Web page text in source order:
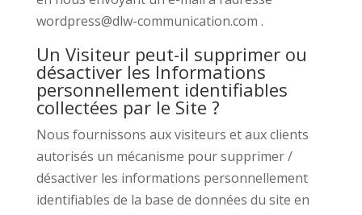
wordpress@dlw-communication.com .
Un Visiteur peut-il supprimer ou
désactiver les Informations
personnellement identifiables
collectées par le Site ?
Nous fournissons aux visiteurs et aux clients
autorisés un mécanisme pour supprimer /
désactiver les informations personnellement
identifiables de la base de données du site en